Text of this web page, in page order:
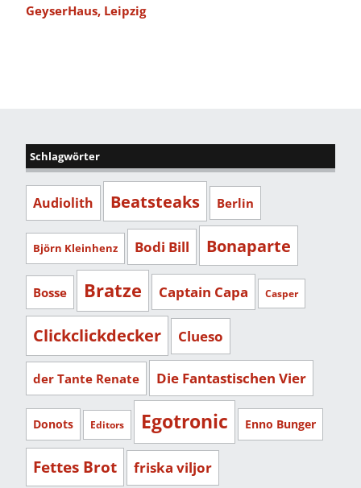
GeyserHaus, Leipzig
Schlagwörter
Audiolith Beatsteaks Berlin
Björn Kleinhenz Bodi Bill Bonaparte
Bosse Bratze Captain Capa Casper
Clickclickdecker Clueso
der Tante Renate Die Fantastischen Vier
Donots Editors Egotronic Enno Bunger
Fettes Brot friska viljor